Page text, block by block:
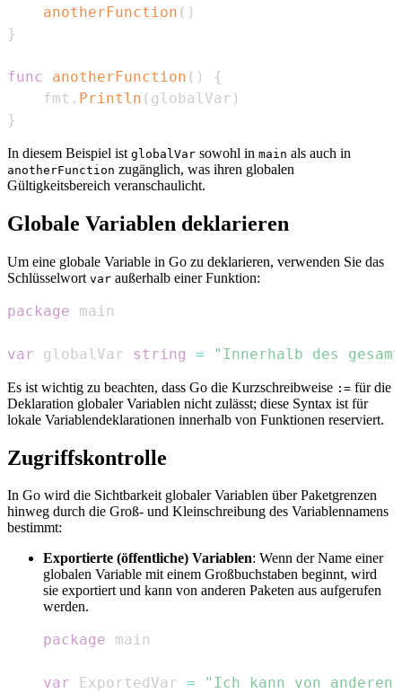
anotherFunction ( )
}
func anotherFunction ( )
{
    fmt
. Println ( globalVar )
}
In diesem Beispiel ist globalVar sowohl in main als auch in
anotherFunction zugänglich, was ihren globalen
Gültigkeitsbereich veranschaulicht.
Globale Variablen deklarieren
Um eine globale Variable in Go zu deklarieren, verwenden Sie das
Schlüsselwort var außerhalb einer Funktion:
package
var globalVar string = "Innerhalb des
Es ist wichtig zu beachten, dass Go die Kurzschreibweise := für die
Deklaration globaler Variablen nicht zulässt; diese Syntax ist für
lokale Variablendeklarationen innerhalb von Funktionen reserviert.
Zugriffskontrolle
In Go wird die Sichtbarkeit globaler Variablen über Paketgrenzen
hinweg durch die Groß- und Kleinschreibung des Variablennamens
bestimmt:
Exportierte (öffentliche) Variablen: Wenn der Name einer
globalen Variable mit einem Großbuchstaben beginnt, wird
sie exportiert und kann von anderen Paketen aus aufgerufen
werden.
package
var ExportedVar = "Ich kann von anderen